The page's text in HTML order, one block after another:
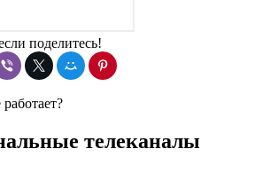
поделитесь!
телеканалы